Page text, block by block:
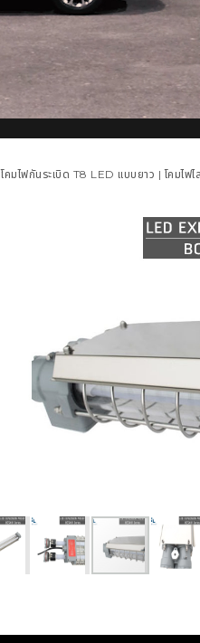
โคมไฟกันระเบิด T8 LED แบบยาว | โคมไฟ